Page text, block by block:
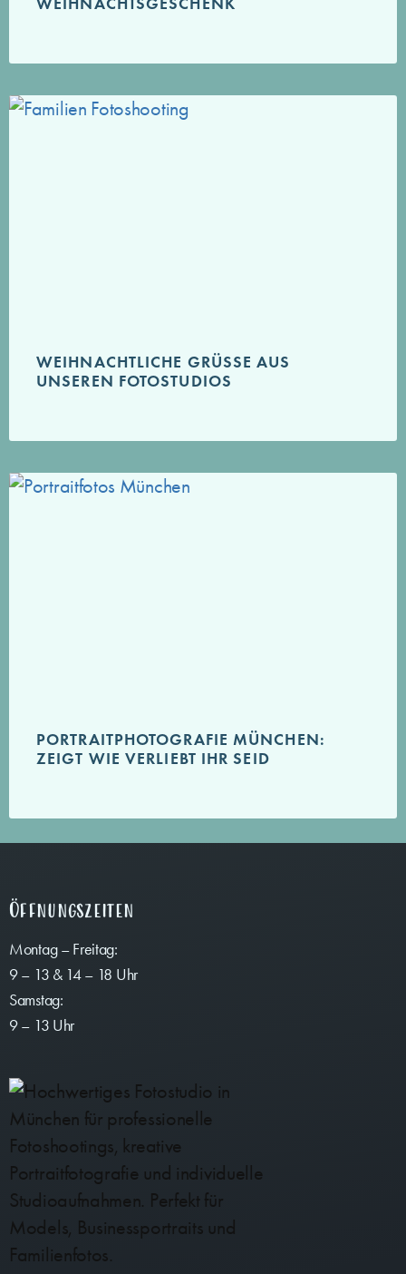
WEIHNACHTLICHE GRÜSSE AUS U
NSEREN FOTOSTUDIOS
PORTRAITPHOTOGRAFIE MÜNCHEN:
ZEIGT WIE VERLIEBT IHR SEID
Öffnungszeiten
Montag – Freitag:
9 – 13 & 14 – 18 Uhr
Samstag:
9 – 13 Uhr